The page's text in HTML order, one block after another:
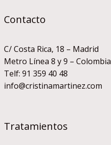
Contacto
C/ Costa Rica, 18 – Madrid
Metro Línea 8 y 9 – Colombia
Telf: 91 359 40 48
info@cristinamartinez.com
Tratamientos